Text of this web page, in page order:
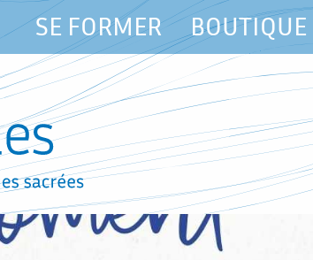
SE FORMER BOUTIQUE